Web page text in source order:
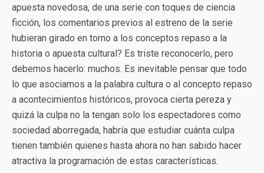
apuesta novedosa, de una serie con toques de ciencia
ficción, los comentarios previos al estreno de la serie
hubieran girado en torno a los conceptos repaso a la
historia o apuesta cultural? Es triste reconocerlo, pero
debemos hacerlo: muchos. Es inevitable pensar que todo
lo que asociamos a la palabra cultura o al concepto repaso
a acontecimientos históricos, provoca cierta pereza y
quizá la culpa no la tengan solo los espectadores como
sociedad aborregada, habría que estudiar cuánta culpa
tienen también quienes hasta ahora no han sabido hacer
atractiva la programación de estas características.